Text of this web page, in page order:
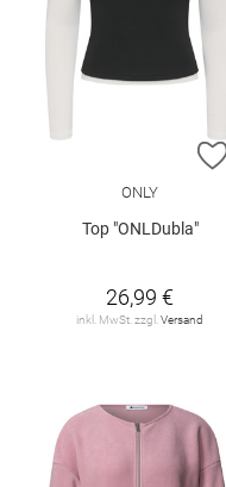
ONLY
Top "ONLDubla"
26,99 €
inkl. MwSt. zzgl. Versand